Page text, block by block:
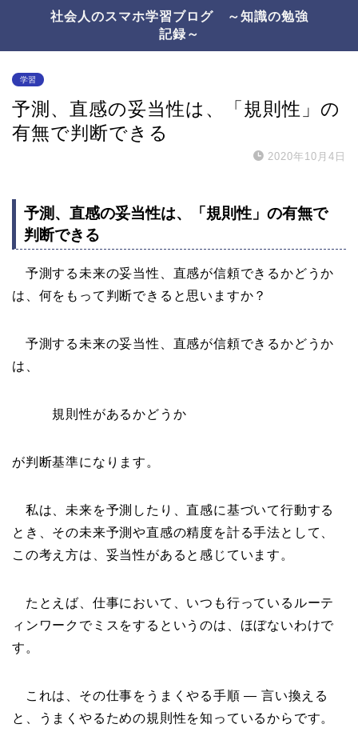
社会人のスマホ学習ブログ ～知識の勉強
記録～
学習
予測、直感の妥当性は、「規則性」の
有無で判断できる
2020年10月4日
予測、直感の妥当性は、「規則性」の有無で
判断できる
予測する未来の妥当性、直感が信頼できるかどうか
は、何をもって判断できると思いますか？
予測する未来の妥当性、直感が信頼できるかどうか
は、
規則性があるかどうか
が判断基準になります。
私は、未来を予測したり、直感に基づいて行動する
とき、その未来予測や直感の精度を計る手法として、
この考え方は、妥当性があると感じています。
たとえば、仕事において、いつも行っているルーテ
ィンワークでミスをするというのは、ほぼないわけで
す。
これは、その仕事をうまくやる手順 — 言い換える
と、うまくやるための規則性を知っているからです。